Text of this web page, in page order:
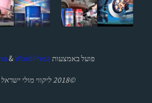
פועל באמצעות &WordPress.
©2018 ליקווי מולי ישראל